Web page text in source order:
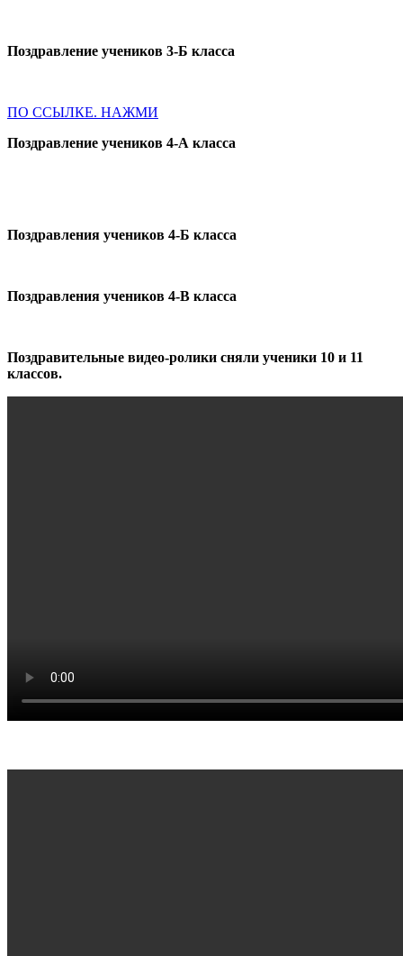
Поздравление учеников 3-Б класса
ПО ССЫЛКЕ. НАЖМИ
Поздравление учеников 4-А класса
Поздравления учеников 4-Б класса
Поздравления учеников 4-В класса
Поздравительные видео-ролики сняли ученики 10 и 11
классов.